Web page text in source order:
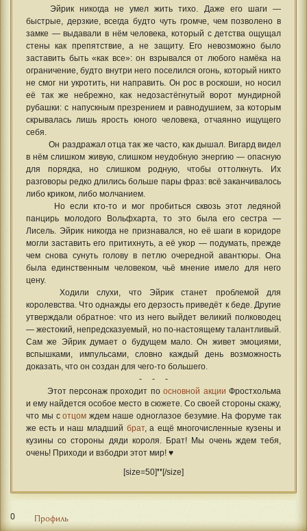
Эйрик никогда не умел жить тихо. Даже его шаги —
быстрые, дерзкие, всегда будто чуть громче, чем позволено в
замке — выдавали в нём человека, который с детства ощущал
стены как препятствие, а не защиту. Его невозможно было
заставить быть «как все»: он взрывался от любого намёка на
ограничение, будто внутри него поселился огонь, который никто
не смог ни укротить, ни направить. Он рос в роскоши, но носил
её так же небрежно, как недозастёгнутый ворот мундирной
рубашки: с напускным презрением и равнодушием, за которым
скрывалась лишь ярость юного человека, отчаянно ищущего
себя.
Он раздражал отца так же часто, как дышал. Вигард видел
в нём слишком живую, слишком неудобную энергию — опасную
для порядка, но слишком родную, чтобы оттолкнуть. Их
разговоры редко длились больше пары фраз: всё заканчивалось
либо криком, либо молчанием.
Но если кто-то и мог пробиться сквозь этот ледяной
панцирь молодого Вольфхарта, то это была его сестра —
Лисель. Эйрик никогда не признавался, но её шаги в коридоре
могли заставить его притихнуть, а её укор — подумать, прежде
чем снова сунуть голову в петлю очередной авантюры. Она
была единственным человеком, чьё мнение имело для него
цену.
Ходили слухи, что Эйрик станет проблемой для
королевства. Что однажды его дерзость приведёт к беде. Другие
утверждали обратное: что из него выйдет великий полководец
— жестокий, непредсказуемый, но по-настоящему талантливый.
Сам же Эйрик думает о будущем мало. Он живет эмоциями,
вспышками, импульсами, словно каждый день возможность
доказать, что он создан для чего-то большего.
- - -
Этот персонаж проходит поосновной акции Фростхольма
и ему найдется особое место в сюжете. Со своей стороны скажу,
что мы сотцом ждем наше одноглазое безумие. На форуме так
же есть и наш младший брат, а ещё многочисленные кузены и
кузины со стороны дяди короля. Брат! Мы очень ждем тебя,
очень! Приходи и взбодри этот мир! ♥
[size=50]❜❜[/size]
0 Профиль